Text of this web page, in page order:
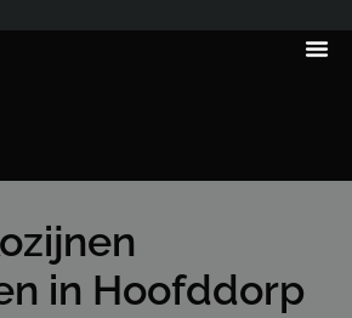
in Hoofddorp